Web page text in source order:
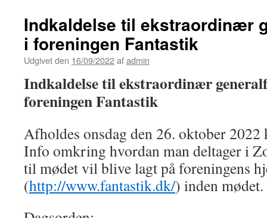
Indkaldelse til ekstraordinær
i foreningen Fantastik
Udgivet den 16/09/2022afadmin
Indkaldelse til ekstraordinær
foreningen Fantastik
Afholdes onsdag den 26. oktober
Info omkring hvordan man deltager i
til mødet vil blive lagt på foreningens
(http://www.fantastik.dk/) inden mødet.